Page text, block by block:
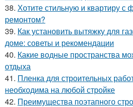
38. Хотите стильную и квартиру с
ремонтом?
39. Как установить вытяжку для
доме: советы и рекомендации
40. Какие водные пространства
отдыха
41. Пленка для строительных
необходима на любой стройке
42. Преимущества поэтапного